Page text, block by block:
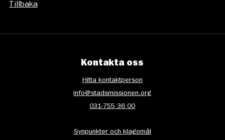
Tillbaka
Kontakta oss
Hitta kontaktperson
info@stadsmissionen.org
031-755 36 00
Synpunkter och klagomål